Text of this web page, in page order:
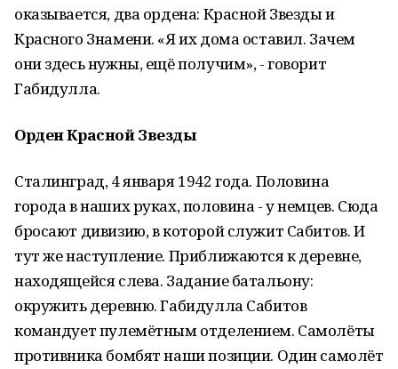
оказывается, два ордена: Красной Звезды и
Красного Знамени. «Я их дома оставил. Зачем
они здесь нужны, ещё получим», - говорит
Габидулла.
Орден Красной Звезды
Сталинград, 4 января 1942 года. Половина
города в наших руках, половина - у немцев. Сюда
бросают дивизию, в которой служит Сабитов. И
тут же наступление. Приближаются к деревне,
находящейся слева. Задание батальону:
окружить деревню. Габидулла Сабитов
командует пулемётным отделением. Самолёты
противника бомбят наши позиции. Один самолёт